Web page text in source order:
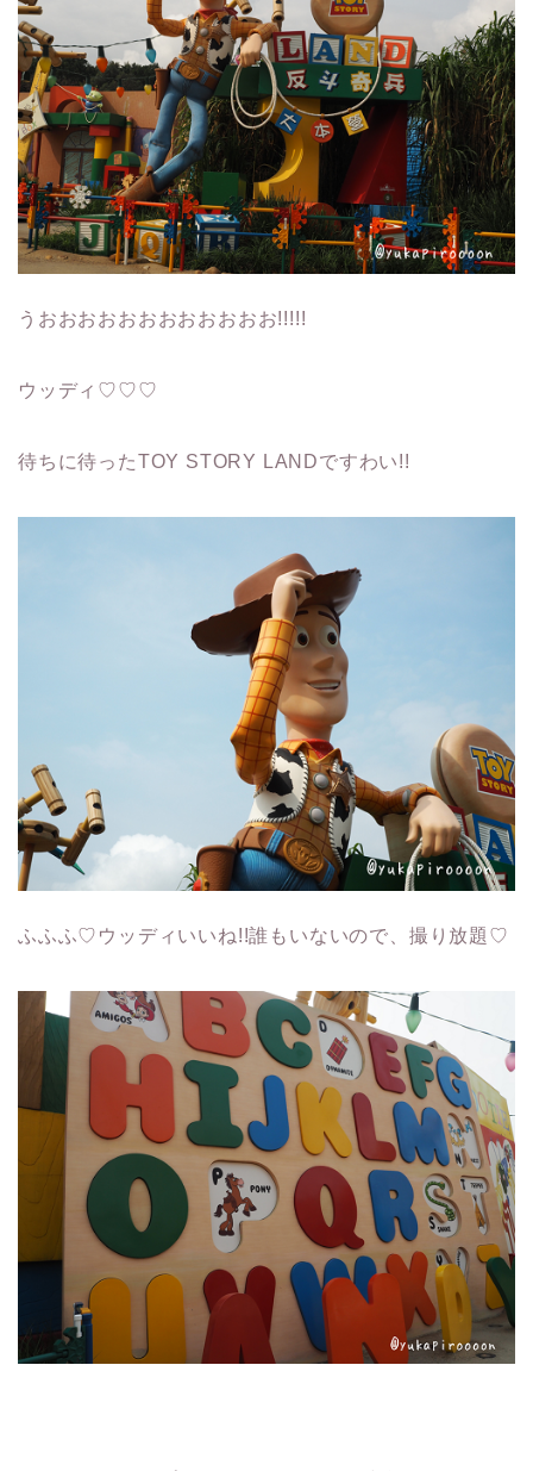
うおおおおおおおおおおおお!!!!!
ウッディ♡♡♡
待ちに待ったTOY STORY LANDですわい!!
ふふふ♡ウッディいいね!!誰もいないので、撮り放題♡